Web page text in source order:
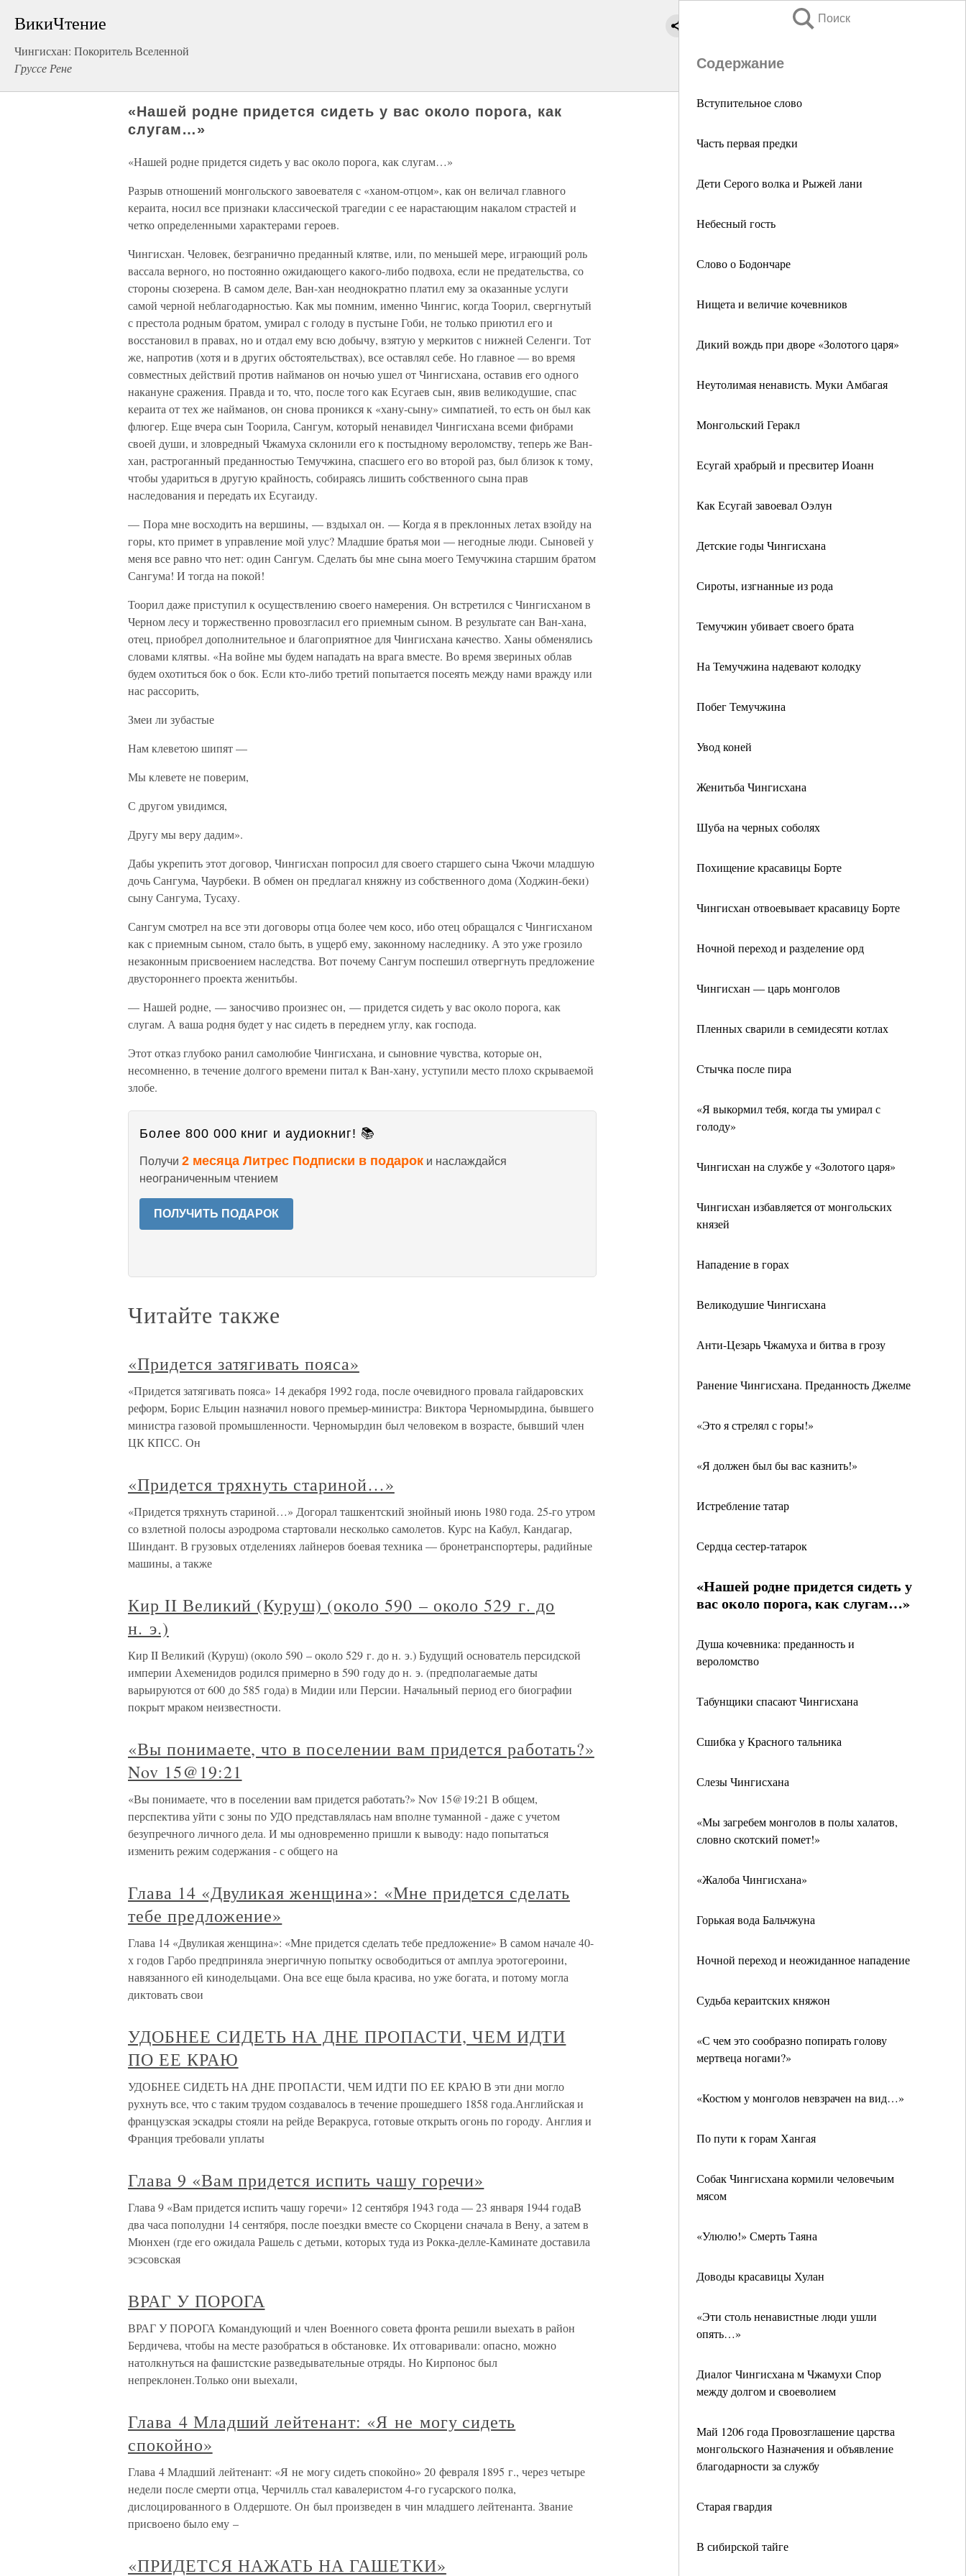
ВикиЧтение
Чингисхан: Покоритель Вселенной
Груссе Рене
Поиск
Содержание
Вступительное слово
Часть первая предки
Дети Серого волка и Рыжей лани
Небесный гость
Слово о Бодончаре
Нищета и величие кочевников
Дикий вождь при дворе «Золотого царя»
Неутолимая ненависть. Муки Амбагая
Монгольский Геракл
Есугай храбрый и пресвитер Иоанн
Как Есугай завоевал Оэлун
Детские годы Чингисхана
Сироты, изгнанные из рода
Темучжин убивает своего брата
На Темучжина надевают колодку
Побег Темучжина
Увод коней
Женитьба Чингисхана
Шуба на черных соболях
Похищение красавицы Борте
Чингисхан отвоевывает красавицу Борте
Ночной переход и разделение орд
Чингисхан — царь монголов
Пленных сварили в семидесяти котлах
Стычка после пира
«Я выкормил тебя, когда ты умирал с
голоду»
Чингисхан на службе у «Золотого царя»
Чингисхан избавляется от монгольских
князей
Нападение в горах
Великодушие Чингисхана
Анти-Цезарь Чжамуха и битва в грозу
Ранение Чингисхана. Преданность Джелме
«Это я стрелял с горы!»
«Я должен был бы вас казнить!»
Истребление татар
Сердца сестер-татарок
«Нашей родне придется сидеть у
вас около порога, как слугам…»
Душа кочевника: преданность и
вероломство
Табунщики спасают Чингисхана
Сшибка у Красного тальника
Слезы Чингисхана
«Мы загребем монголов в полы халатов,
словно скотский помет!»
«Жалоба Чингисхана»
Горькая вода Бальчжуна
Ночной переход и неожиданное нападение
Судьба кераитских княжон
«С чем это сообразно попирать голову
мертвеца ногами?»
«Костюм у монголов невзрачен на вид…»
По пути к горам Хангая
Собак Чингисхана кормили человечьим
мясом
«Улюлю!» Смерть Таяна
Доводы красавицы Хулан
«Эти столь ненавистные люди ушли
опять…»
Диалог Чингисхана м Чжамухи Спор
между долгом и своеволием
Май 1206 года Провозглашение царства
монгольского Назначения и объявление
благодарности за службу
Старая гвардия
В сибирской тайге
«Нашей родне придется сидеть у вас около порога, как
слугам…»
«Нашей родне придется сидеть у вас около порога, как слугам…»
Разрыв отношений монгольского завоевателя с «ханом-отцом», как он величал главного
кераита, носил все признаки классической трагедии с ее нарастающим накалом страстей и
четко определенными характерами героев.
Чингисхан. Человек, безгранично преданный клятве, или, по меньшей мере, играющий роль
вассала верного, но постоянно ожидающего какого-либо подвоха, если не предательства, со
стороны сюзерена. В самом деле, Ван-хан неоднократно платил ему за оказанные услуги
самой черной неблагодарностью. Как мы помним, именно Чингис, когда Тоорил, свергнутый
с престола родным братом, умирал с голоду в пустыне Гоби, не только приютил его и
восстановил в правах, но и отдал ему всю добычу, взятую у меркитов с нижней Селенги. Тот
же, напротив (хотя и в других обстоятельствах), все оставлял себе. Но главное — во время
совместных действий против найманов он ночью ушел от Чингисхана, оставив его одного
накануне сражения. Правда и то, что, после того как Есугаев сын, явив великодушие, спас
кераита от тех же найманов, он снова проникся к «хану-сыну» симпатией, то есть он был как
флюгер. Еще вчера сын Тоорила, Сангум, который ненавидел Чингисхана всеми фибрами
своей души, и зловредный Чжамуха склонили его к постыдному вероломству, теперь же Ван-
хан, растроганный преданностью Темучжина, спасшего его во второй раз, был близок к тому,
чтобы удариться в другую крайность, собираясь лишить собственного сына прав
наследования и передать их Есугаиду.
— Пора мне восходить на вершины, — вздыхал он. — Когда я в преклонных летах взойду на
горы, кто примет в управление мой улус? Младшие братья мои — негодные люди. Сыновей у
меня все равно что нет: один Сангум. Сделать бы мне сына моего Темучжина старшим братом
Сангума! И тогда на покой!
Тоорил даже приступил к осуществлению своего намерения. Он встретился с Чингисханом в
Черном лесу и торжественно провозгласил его приемным сыном. В результате сан Ван-хана,
отец, приобрел дополнительное и благоприятное для Чингисхана качество. Ханы обменялись
словами клятвы. «На войне мы будем нападать на врага вместе. Во время звериных облав
будем охотиться бок о бок. Если кто-либо третий попытается посеять между нами вражду или
нас рассорить,
Змеи ли зубастые
Нам клеветою шипят —
Мы клевете не поверим,
С другом увидимся,
Другу мы веру дадим».
Дабы укрепить этот договор, Чингисхан попросил для своего старшего сына Чжочи младшую
дочь Сангума, Чаурбеки. В обмен он предлагал княжну из собственного дома (Ходжин-беки)
сыну Сангума, Тусаху.
Сангум смотрел на все эти договоры отца более чем косо, ибо отец обращался с Чингисханом
как с приемным сыном, стало быть, в ущерб ему, законному наследнику. А это уже грозило
незаконным присвоением наследства. Вот почему Сангум поспешил отвергнуть предложение
двустороннего проекта женитьбы.
— Нашей родне, — заносчиво произнес он, — придется сидеть у вас около порога, как
слугам. А ваша родня будет у нас сидеть в переднем углу, как господа.
Этот отказ глубоко ранил самолюбие Чингисхана, и сыновние чувства, которые он,
несомненно, в течение долгого времени питал к Ван-хану, уступили место плохо скрываемой
злобе.
Более 800 000 книг и аудиокниг! 📚
Получи 2 месяца Литрес Подписки в подарок и наслаждайся
неограниченным чтением
ПОЛУЧИТЬ ПОДАРОК
Читайте также
«Придется затягивать пояса»
«Придется затягивать пояса» 14 декабря 1992 года, после очевидного провала гайдаровских
реформ, Борис Ельцин назначил нового премьер-министра: Виктора Черномырдина, бывшего
министра газовой промышленности. Черномырдин был человеком в возрасте, бывший член
ЦК КПСС. Он
«Придется тряхнуть стариной…»
«Придется тряхнуть стариной…» Догорал ташкентский знойный июнь 1980 года. 25-го утром
со взлетной полосы аэродрома стартовали несколько самолетов. Курс на Кабул, Кандагар,
Шиндант. В грузовых отделениях лайнеров боевая техника — бронетранспортеры, радийные
машины, а также
Кир II Великий (Куруш) (около 590 – около 529 г. до
н. э.)
Кир II Великий (Куруш) (около 590 – около 529 г. до н. э.) Будущий основатель персидской
империи Ахеменидов родился примерно в 590 году до н. э. (предполагаемые даты
варьируются от 600 до 585 года) в Мидии или Персии. Начальный период его биографии
покрыт мраком неизвестности.
«Вы понимаете, что в поселении вам придется работать?»
Nov 15@19:21
«Вы понимаете, что в поселении вам придется работать?» Nov 15@19:21 В общем,
перспектива уйти с зоны по УДО представлялась нам вполне туманной - даже с учетом
безупречного личного дела. И мы одновременно пришли к выводу: надо попытаться
изменить режим содержания - с общего на
Глава 14 «Двуликая женщина»: «Мне придется сделать
тебе предложение»
Глава 14 «Двуликая женщина»: «Мне придется сделать тебе предложение» В самом начале 40-
х годов Гарбо предприняла энергичную попытку освободиться от амплуа эротогероини,
навязанного ей кинодельцами. Она все еще была красива, но уже богата, и потому могла
диктовать свои
УДОБНЕЕ СИДЕТЬ НА ДНЕ ПРОПАСТИ, ЧЕМ ИДТИ
ПО ЕЕ КРАЮ
УДОБНЕЕ СИДЕТЬ НА ДНЕ ПРОПАСТИ, ЧЕМ ИДТИ ПО ЕЕ КРАЮ В эти дни могло
рухнуть все, что с таким трудом создавалось в течение прошедшего 1858 года.Английская и
французская эскадры стояли на рейде Веракруса, готовые открыть огонь по городу. Англия и
Франция требовали уплаты
Глава 9 «Вам придется испить чашу горечи»
Глава 9 «Вам придется испить чашу горечи» 12 сентября 1943 года — 23 января 1944 годаВ
два часа пополудни 14 сентября, после поездки вместе со Скорцени сначала в Вену, а затем в
Мюнхен (где его ожидала Рашель с детьми, которых туда из Рокка-делле-Каминате доставила
эсэсовская
ВРАГ У ПОРОГА
ВРАГ У ПОРОГА Командующий и член Военного совета фронта решили выехать в район
Бердичева, чтобы на месте разобраться в обстановке. Их отговаривали: опасно, можно
натолкнуться на фашистские разведывательные отряды. Но Кирпонос был
непреклонен.Только они выехали,
Глава 4 Младший лейтенант: «Я не могу сидеть
спокойно»
Глава 4 Младший лейтенант: «Я не могу сидеть спокойно» 20 февраля 1895 г., через четыре
недели после смерти отца, Черчилль стал кавалеристом 4-го гусарского полка,
дислоцированного в Олдершоте. Он был произведен в чин младшего лейтенанта. Звание
присвоено было ему –
«ПРИДЕТСЯ НАЖАТЬ НА ГАШЕТКИ»